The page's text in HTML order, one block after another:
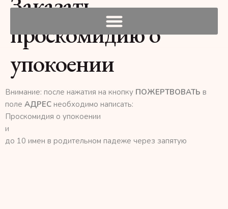
проскомидию о
упокоении
Внимание: после нажатия на кнопку ПОЖЕРТВОВАТЬ в
поле АДРЕС необходимо написать:
Проскомидия о упокоении
и
до 10 имен в родительном падеже через запятую